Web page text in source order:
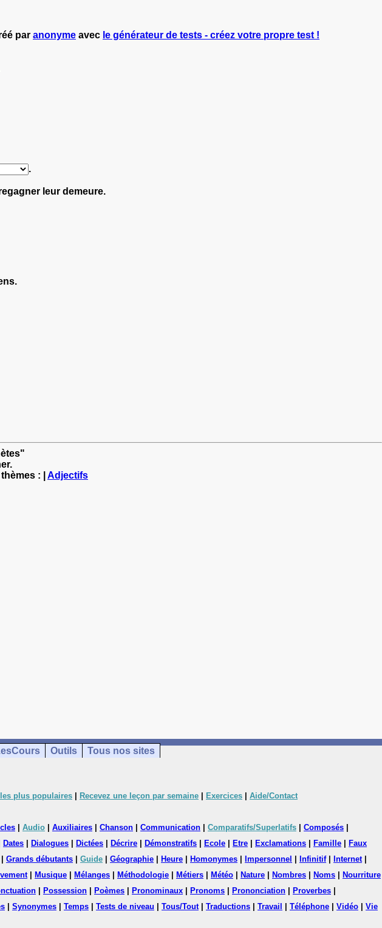
par anonyme avec le générateur de tests - créez votre propre test !
.
leur demeure.
: | Adjectifs
Outils Tous nos sites
plus populaires Recevez une leçon par semaine Exercices Aide/Contact
Audio Auxiliaires Chanson Communication Comparatifs/Superlatifs Composés
Dates Dialogues Dictées Décrire Démonstratifs Ecole Etre Exclamations Famille
Faux
Grands débutants Guide Géographie Heure Homonymes Impersonnel Infinitif| Internet|
| Musique Mélanges Méthodologie Métiers Météo Nature Nombres Noms
Nourriture
Possession Poèmes Pronominaux Pronoms Prononciation Proverbes
Synonymes Temps Tests de niveau Tous/Tout| Traductions Travail Téléphone Vidéo
Vie